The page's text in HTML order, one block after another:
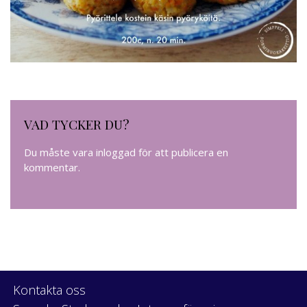
VAD TYCKER DU?
Du måste vara inloggad för att publicera en
kommentar.
Kontakta oss